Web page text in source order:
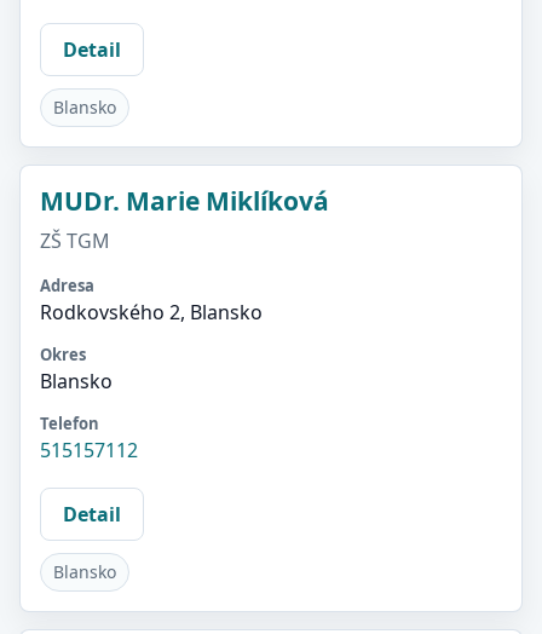
Detail
Blansko
MUDr. Marie Miklíková
ZŠ TGM
Adresa
Rodkovského 2, Blansko
Okres
Blansko
Telefon
515157112
Detail
Blansko